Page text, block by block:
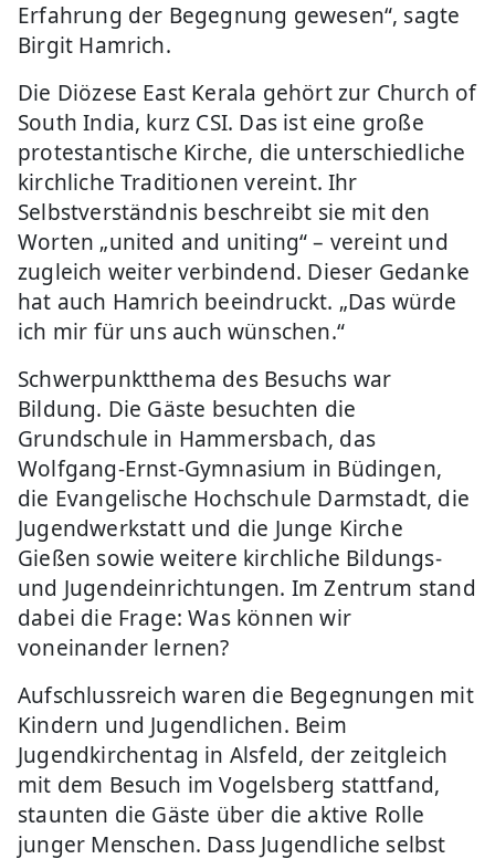
Erfahrung der Begegnung gewesen“, sagte
Birgit Hamrich.
Die Diözese East Kerala gehört zur Church of
South India, kurz CSI. Das ist eine große
protestantische Kirche, die unterschiedliche
kirchliche Traditionen vereint. Ihr
Selbstverständnis beschreibt sie mit den
Worten „united and uniting“ – vereint und
zugleich weiter verbindend. Dieser Gedanke
hat auch Hamrich beeindruckt. „Das würde
ich mir für uns auch wünschen.“
Schwerpunktthema des Besuchs war
Bildung. Die Gäste besuchten die
Grundschule in Hammersbach, das
Wolfgang-Ernst-Gymnasium in Büdingen,
die Evangelische Hochschule Darmstadt, die
Jugendwerkstatt und die Junge Kirche
Gießen sowie weitere kirchliche Bildungs-
und Jugendeinrichtungen. Im Zentrum stand
dabei die Frage: Was können wir
voneinander lernen?
Aufschlussreich waren die Begegnungen mit
Kindern und Jugendlichen. Beim
Jugendkirchentag in Alsfeld, der zeitgleich
mit dem Besuch im Vogelsberg stattfand,
staunten die Gäste über die aktive Rolle
junger Menschen. Dass Jugendliche selbst